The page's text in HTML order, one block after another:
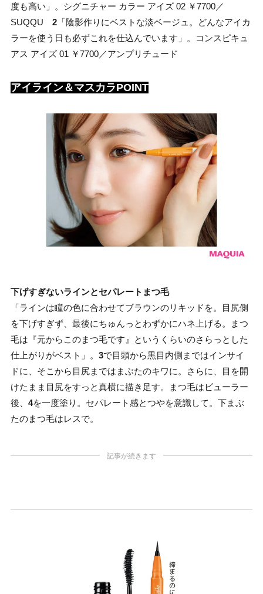
度も高い」。シグニチャー カラー アイズ 02 ￥7700／
SUQQU 2 「陰影作りにベストな淡ベージュ。どんなアイカ
ラーを使う日も必ずこれを仕込んでいます」。コンスピキュ
アス アイズ 01 ￥7700／アンプリチュード
アイライン＆マスカラPOINT
下げすぎないラインとセパレートまつ毛
「ラインは瞳の色に合わせてブラウンのリキッドを。目尻側
を下げすぎず、最後にちゅんっとわずかにハネ上げる。まつ
毛は『元からこのまつ毛です』というくらいのさらっとした
仕上がりがベスト」。 3で目頭から黒目内側まではインサイ
ドに、そこから目尻まではまぶたのキワに。さらに、目を開
けたまま目尻をすっと真横に描き足す。まつ毛はビューラー
後、 4を一度塗り。セパレート感とつやを意識して。下まぶ
たのまつ毛はレスで。
記事が続きます